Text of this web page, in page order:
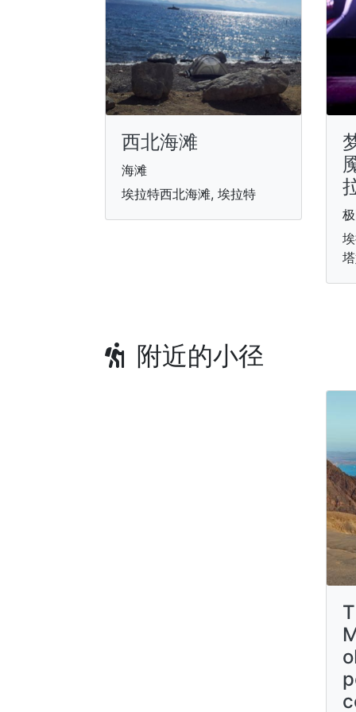
西北海滩
海滩
埃拉特西北海滩, 埃拉特
附近的小径